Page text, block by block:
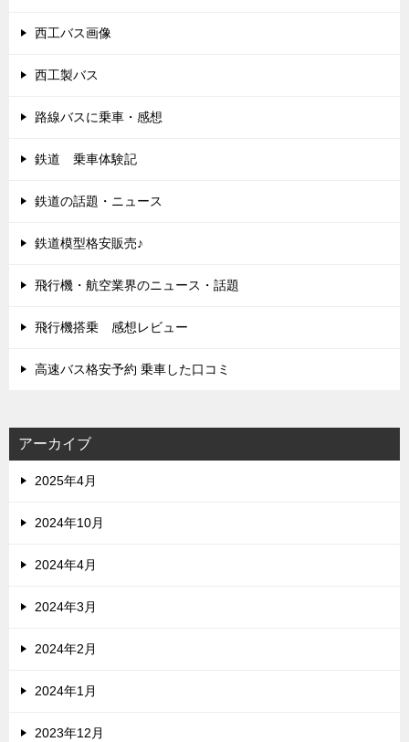
西工バス画像
西工製バス
路線バスに乗車・感想
鉄道 乗車体験記
鉄道の話題・ニュース
鉄道模型格安販売♪
飛行機・航空業界のニュース・話題
飛行機搭乗 感想レビュー
高速バス格安予約 乗車した口コミ
アーカイブ
2025年4月
2024年10月
2024年4月
2024年3月
2024年2月
2024年1月
2023年12月